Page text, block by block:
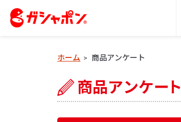
ホーム > 商品アンケート